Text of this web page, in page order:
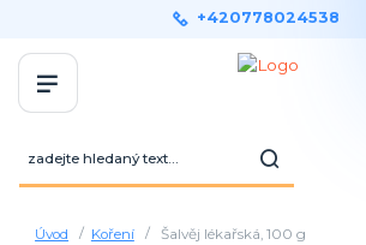
+420778024538
Úvod Koření Šalvěj lékařská, 100 g